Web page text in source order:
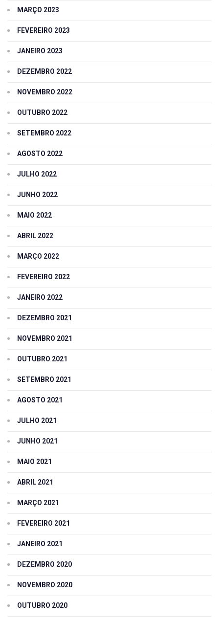
MARÇO 2023
FEVEREIRO 2023
JANEIRO 2023
DEZEMBRO 2022
NOVEMBRO 2022
OUTUBRO 2022
SETEMBRO 2022
AGOSTO 2022
JULHO 2022
JUNHO 2022
MAIO 2022
ABRIL 2022
MARÇO 2022
FEVEREIRO 2022
JANEIRO 2022
DEZEMBRO 2021
NOVEMBRO 2021
OUTUBRO 2021
SETEMBRO 2021
AGOSTO 2021
JULHO 2021
JUNHO 2021
MAIO 2021
ABRIL 2021
MARÇO 2021
FEVEREIRO 2021
JANEIRO 2021
DEZEMBRO 2020
NOVEMBRO 2020
OUTUBRO 2020